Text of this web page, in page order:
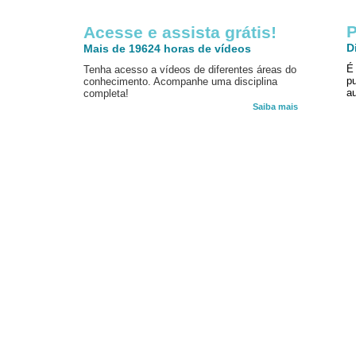
Acesse e assista grátis!
Mais de 19624 horas de vídeos
Tenha acesso a vídeos de diferentes áreas do
conhecimento. Acompanhe uma disciplina
completa!
Saiba mais